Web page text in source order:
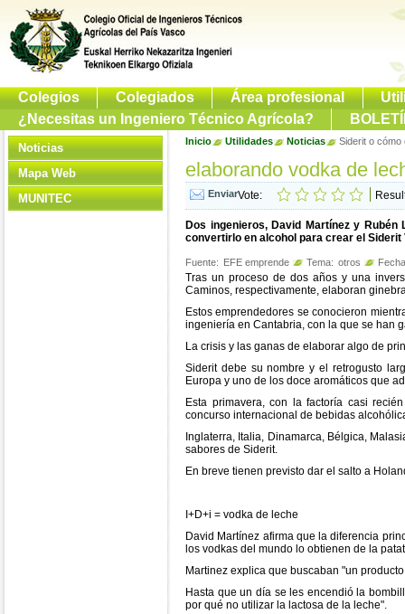
Colegios Colegiados Área profesional
¿Necesitas un Ingeniero Técnico Agrícola?
Noticias
Mapa Web
MUNITEC
Inicio Utilidades Noticias Siderit o cómo
elaborando vodka de
Vote:
Dos ingenieros, David Martínez y
convertirlo en alcohol para crear el Siderit
Fuente: EFE emprende Tema: otros
Tras un proceso de dos años y una
Caminos, respectivamente, elaboran
Estos emprendedores se conocieron
ingeniería en Cantabria, con la que se han
La crisis y las ganas de elaborar algo de
Siderit debe su nombre y el retrogusto
Europa y uno de los doce aromáticos que
Esta primavera, con la factoría casi
concurso internacional de bebidas
Inglaterra, Italia, Dinamarca, Bélgica,
sabores de Siderit.
En breve tienen previsto dar el salto a
I+D+i = vodka de leche
David Martínez afirma que la diferencia
los vodkas del mundo lo obtienen de la
Martinez explica que buscaban "un
Hasta que un día se les encendió la
por qué no utilizar la lactosa de la leche".